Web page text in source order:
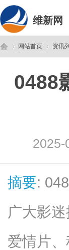
维新网
网站首页
›
资讯
0488
2025-
摘要:
广大影
爱情片